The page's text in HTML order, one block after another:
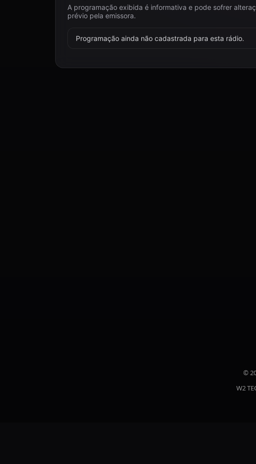
A programação exibida é informativa e pode sofrer
prévio pela emissora.
Programação ainda não cadastrada para esta rádio.
©
W2